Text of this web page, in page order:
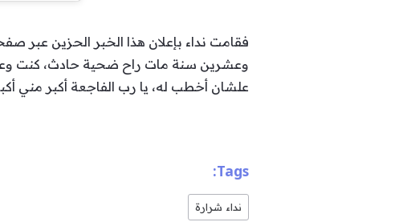
فقامت نداء بإعلان هذا الخبر الحزين عبر
وعشرين سنة مات راح ضحية حادث، كنت
علشان أخطب له، يا رب الفاجعة أكبر مني
Tags:
نداء شرارة